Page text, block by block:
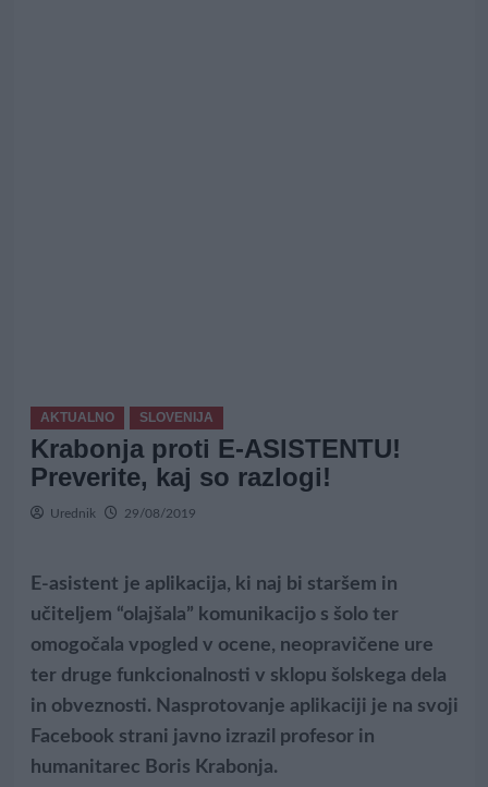
AKTUALNO SLOVENIJA
Krabonja proti E-ASISTENTU!
Preverite, kaj so razlogi!
Urednik 29/08/2019
E-asistent je aplikacija, ki naj bi staršem in
učiteljem “olajšala” komunikacijo s šolo ter
omogočala vpogled v ocene, neopravičene ure
ter druge funkcionalnosti v sklopu šolskega dela
in obveznosti. Nasprotovanje aplikaciji je na svoji
Facebook strani javno izrazil profesor in
humanitarec Boris Krabonja.